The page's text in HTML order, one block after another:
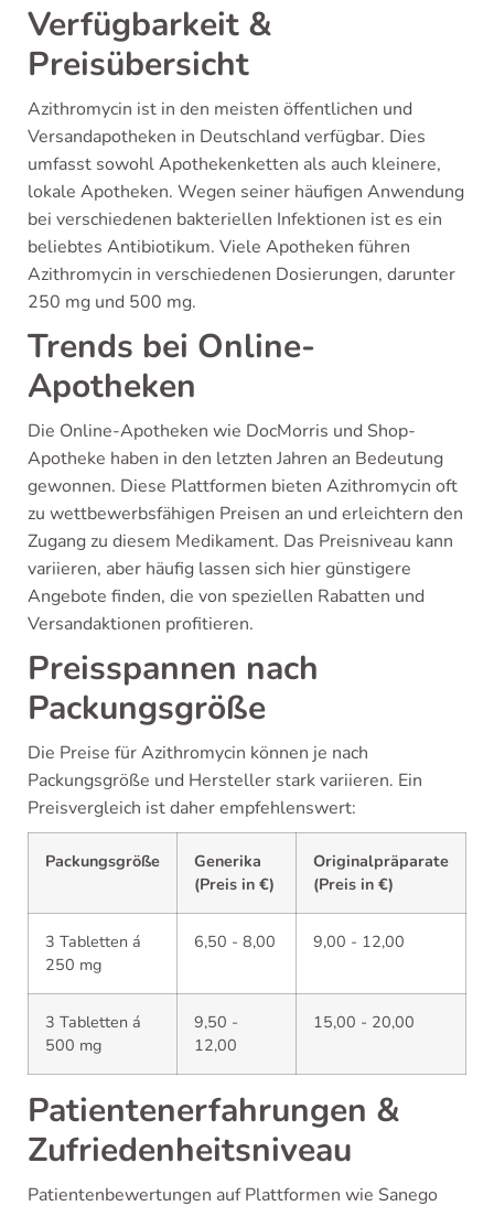
Verfügbarkeit &
Preisübersicht
Azithromycin ist in den meisten öffentlichen und
Versandapotheken in Deutschland verfügbar. Dies
umfasst sowohl Apothekenketten als auch kleinere,
lokale Apotheken. Wegen seiner häufigen Anwendung
bei verschiedenen bakteriellen Infektionen ist es ein
beliebtes Antibiotikum. Viele Apotheken führen
Azithromycin in verschiedenen Dosierungen, darunter
250 mg und 500 mg.
Trends bei Online-
Apotheken
Die Online-Apotheken wie DocMorris und Shop-
Apotheke haben in den letzten Jahren an Bedeutung
gewonnen. Diese Plattformen bieten Azithromycin oft
zu wettbewerbsfähigen Preisen an und erleichtern den
Zugang zu diesem Medikament. Das Preisniveau kann
variieren, aber häufig lassen sich hier günstigere
Angebote finden, die von speziellen Rabatten und
Versandaktionen profitieren.
Preisspannen nach
Packungsgröße
Die Preise für Azithromycin können je nach
Packungsgröße und Hersteller stark variieren. Ein
Preisvergleich ist daher empfehlenswert:
Packungsgröße
Generika
(Preis in €)
Originalpräparate
(Preis in €)
3 Tabletten á
250 mg
6,50 - 8,00 9,00 - 12,00
3 Tabletten á
500 mg
9,50 -
12,00
15,00 - 20,00
Patientenerfahrungen &
Zufriedenheitsniveau
Patientenbewertungen auf Plattformen wie Sanego